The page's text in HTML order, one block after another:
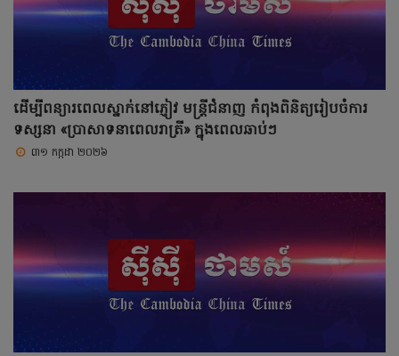
ដើម្បីពន្យារពេលស្នាក់នៅភ្ញៀវ មន្ត្រីជំនាញ កំពុងពិនិត្យរៀបចំការ
ទស្សនា «ប្រាសាទនាពេលរាត្រី» ក្នុងពេលឆាប់ៗ
៣១ កក្កដា ២០២៦